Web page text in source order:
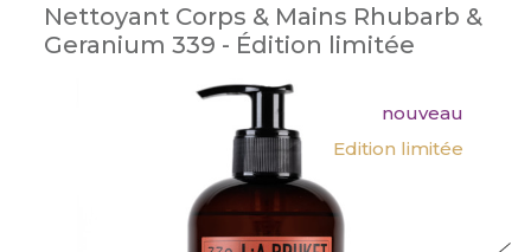
Nettoyant Corps & Mains Rhubarb &
Geranium 339 - Édition limitée
nouveau
Edition limitée